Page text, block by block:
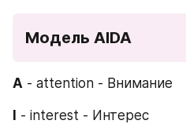
Модель AIDA
A - attention - Внимание
I - interest - Интерес